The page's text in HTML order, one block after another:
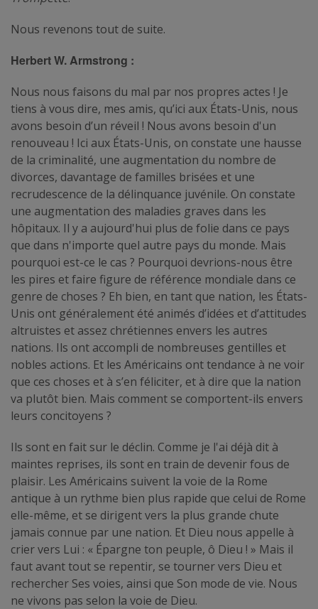
Nous revenons tout de suite.
Herbert W. Armstrong :
Nous nous faisons du mal par nos propres actes ! Je
tiens à vous dire, mes amis, qu’ici aux États-Unis, nous
avons besoin d’un réveil ! Nous avons besoin d'un
renouveau ! Ici aux États-Unis, on constate une hausse
de la criminalité, une augmentation du nombre de
divorces, davantage de familles brisées et une
recrudescence de la délinquance juvénile. On constate
une augmentation des maladies graves dans les
hôpitaux. Il y a aujourd'hui plus de folie dans ce pays
que dans n'importe quel autre pays du monde. Mais
pourquoi est-ce le cas ? Pourquoi devrions-nous être
les pires et faire figure de référence mondiale dans ce
genre de choses ? Eh bien, en tant que nation, les États-
Unis ont généralement été animés d’idées et d’attitudes
altruistes et assez chrétiennes envers les autres
nations. Ils ont accompli de nombreuses gentilles et
nobles actions. Et les Américains ont tendance à ne voir
que ces choses et à s’en féliciter, et à dire que la nation
va plutôt bien. Mais comment se comportent-ils envers
leurs concitoyens ?
Ils sont en fait sur le déclin. Comme je l'ai déjà dit à
maintes reprises, ils sont en train de devenir fous de
plaisir. Les Américains suivent la voie de la Rome
antique à un rythme bien plus rapide que celui de Rome
elle-même, et se dirigent vers la plus grande chute
jamais connue par une nation. Et Dieu nous appelle à
crier vers Lui : « Épargne ton peuple, ô Dieu ! » Mais il
faut avant tout se repentir, se tourner vers Dieu et
rechercher Ses voies, ainsi que Son mode de vie. Nous
ne vivons pas selon la voie de Dieu.